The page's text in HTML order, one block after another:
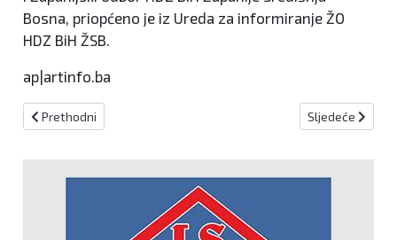
Bosna, priopćeno je iz Ureda za informiranje ŽO
HDZ BiH ŽSB.
ap|artinfo.ba
Prethodni članak: Brza cesta Lašva - Donji Vakuf gradit će se
Prethodni Sljedeći članak:
Sljedeće